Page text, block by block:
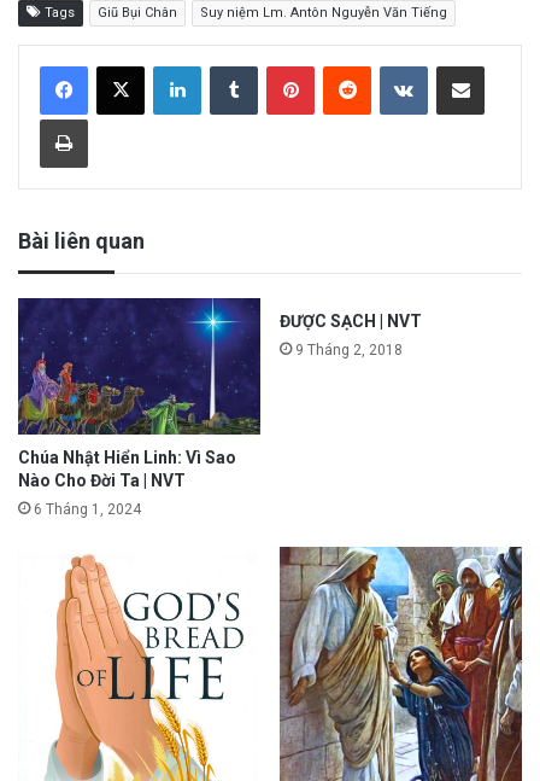
Tags Giũ Bụi Chân Suy niệm Lm. Antôn Nguyễn Văn Tiếng
Bài liên quan
Chúa Nhật Hiển Linh: Vì Sao
Nào Cho Đời Ta | NVT
6 Tháng 1, 2024
ĐƯỢC SẠCH | NVT
9 Tháng 2, 2018